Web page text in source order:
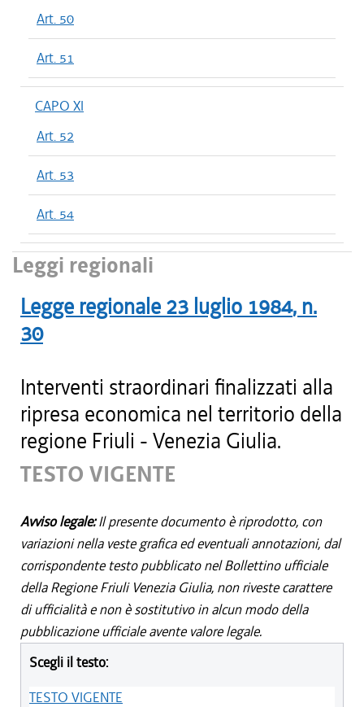
Art. 50
Art. 51
CAPO XI
Art. 52
Art. 53
Art. 54
Leggi regionali
Legge regionale 23 luglio 1984, n.
30
Interventi straordinari finalizzati alla
ripresa economica nel territorio della
regione Friuli - Venezia Giulia.
TESTO VIGENTE
Avviso legale:Il presente documento è riprodotto, con
variazioni nella veste grafica ed eventuali annotazioni, dal
corrispondente testo pubblicato nel Bollettino ufficiale
della Regione Friuli Venezia Giulia, non riveste carattere
di ufficialità e non è sostitutivo in alcun modo della
pubblicazione ufficiale avente valore legale.
Scegli il testo:
TESTO VIGENTE